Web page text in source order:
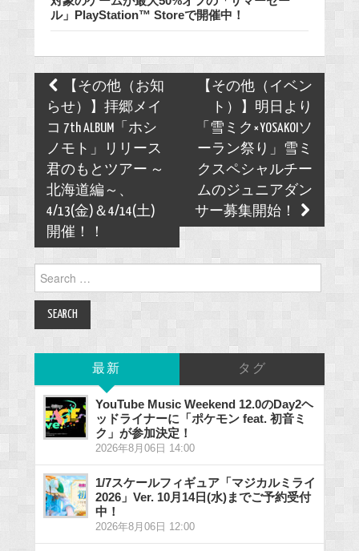
ル」PlayStation™ Storeで開催中！
Post
navigation
​【その他（お知
らせ）】拝郷メイ
コ 7th ALBUM「ホシ
ノモト」リリース
君のもとツアー ～
北海道編～、
4/13(金)＆4/14(土)
開催！！
【その他（イベン
ト）】明日より
「雪ミク×YOSAKOIソ
ーラン祭り」雪ミ
クスペシャルチー
ムのジュニアダン
サー募集開始！
for:
最新 タグ
YouTube Music Weekend 12.0のDay2ヘ
ッドライナーに「ポケモン feat. 初音ミ
ク」が参加決定！
2026年8月06日 14:00
1/7スケールフィギュア「マジカルミライ
2026」Ver. 10月14日(水)までご予約受付
中！
2026年8月06日 12:00